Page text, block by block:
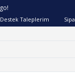
Destek Taleplerim